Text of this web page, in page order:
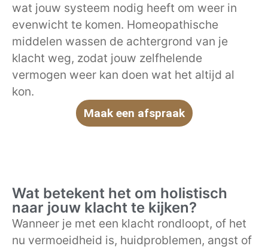
wat jouw systeem nodig heeft om weer in
evenwicht te komen. Homeopathische
middelen wassen de achtergrond van je
klacht weg, zodat jouw zelfhelende
vermogen weer kan doen wat het altijd al
kon.
Maak een afspraak
Wat betekent het om holistisch
naar jouw klacht te kijken?
Wanneer je met een klacht rondloopt, of het
nu vermoeidheid is, huidproblemen, angst of